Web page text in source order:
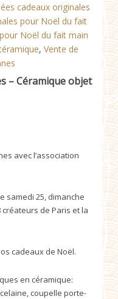
cadeaux originales
pour Noël du fait
Noël du fait main
, Vente de
– Céramique objet
avec l’association
samedi 25, dimanche
de Paris et la
cadeaux de Noël.
en céramique:
coupelle porte-